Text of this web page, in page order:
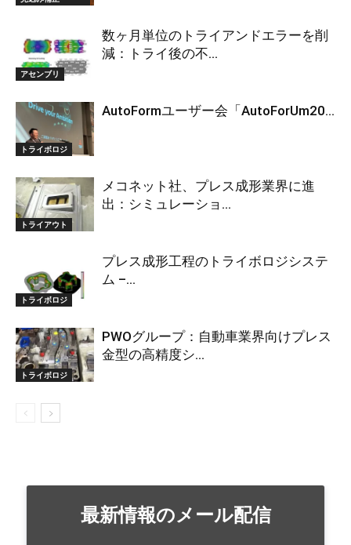
アセンブリ
数ヶ月単位のトライアンドエラーを削
減：トライ後の不...
トライボロジ
AutoFormユーザー会「AutoForUm20...
トライアウト
メコネット社、プレス成形業界に進
出：シミュレーショ...
トライボロジ
プレス成形工程のトライボロジシステ
ム –...
トライボロジ
PWOグループ：自動車業界向けプレス
金型の高精度シ...
最新情報のメール配信